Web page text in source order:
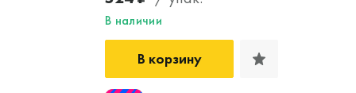
В наличии
В корзину